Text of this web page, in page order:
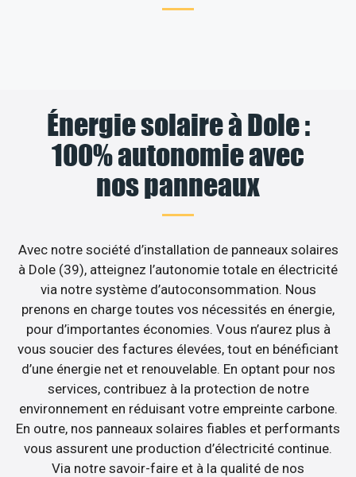
Énergie solaire à Dole :
100% autonomie avec
nos panneaux
Avec notre société d’installation de panneaux solaires
à Dole (39), atteignez l’autonomie totale en électricité
via notre système d’autoconsommation. Nous
prenons en charge toutes vos nécessités en énergie,
pour d’importantes économies. Vous n’aurez plus à
vous soucier des factures élevées, tout en bénéficiant
d’une énergie net et renouvelable. En optant pour nos
services, contribuez à la protection de notre
environnement en réduisant votre empreinte carbone.
En outre, nos panneaux solaires fiables et performants
vous assurent une production d’électricité continue.
Via notre savoir-faire et à la qualité de nos